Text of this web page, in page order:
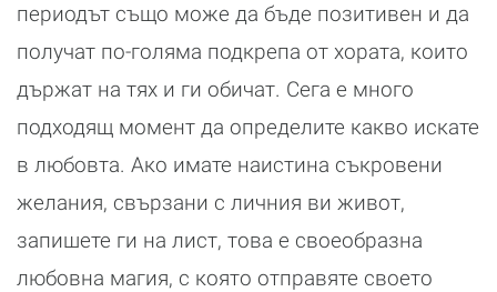
периодът също може да бъде позитивен и да
получат по-голяма подкрепа от хората, които
държат на тях и ги обичат. Сега е много
подходящ момент да определите какво искате
в любовта. Ако имате наистина съкровени
желания, свързани с личния ви живот,
запишете ги на лист, това е своеобразна
любовна магия, с която отправяте своето